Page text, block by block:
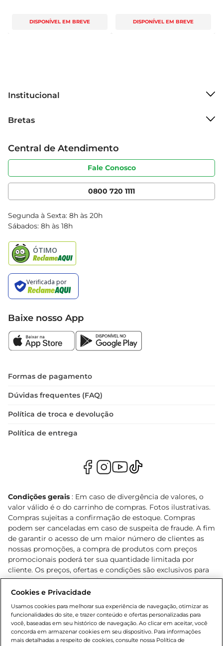
DISPONÍVEL EM BREVE DISPONÍVEL EM BREVE
Institucional
Grupo Cencosud
Sobre privacidade
Portal do fornecedor
Cencosud Media
Bretas
Produtos Bretas
Código de ética
Serviços
Clube Bretas
Blog Bretas
Black Friday
Central de Atendimento
Fale Conosco
0800 720 1111
Segunda à Sexta: 8h às 20h
Sábados: 8h às 18h
Baixe nosso App
Formas de pagamento
Dúvidas frequentes (FAQ)
Política de troca e devolução
Política de entrega
Condições gerais : Em caso de divergência de valores, o
valor válido é o do carrinho de compras. Fotos ilustrativas.
Compras sujeitas a confirmação de estoque. Compras
podem ser canceladas em caso de suspeita de fraude. A fim
de garantir o acesso de um maior número de clientes as
nossas promoções, a compra de produtos com preços
promocionais poderá ter sua quantidade limitada por
cliente. Os preços, ofertas e condições são exclusivos para
o e-commerce e válidos durante o dia de hoje, podendo
sofrer alterações sem prévia notificação. Proibida a venda
Lei n.º 8069/90, art. 81, inciso II (Estatuto da Criança e do
Adolescente). Preços e condições exclusivos para o
www.bretas.com.br, podendo sofrer alterações sem aviso
prévio. O valor mínimo para as compras on-line é de R$
Cookies e Privacidade
Usamos cookies para melhorar sua experiência de navegação, otimizar as
funcionalidades do site, e trazer conteúdo e ofertas personalizadas para
você, baseadas em seu histórico de navegação. Ao clicar em aceitar, você
concorda em armazenar cookies em seu dispositivo. Para informações
mais detalhadas a respeito de cookies, consulte nossa Política de